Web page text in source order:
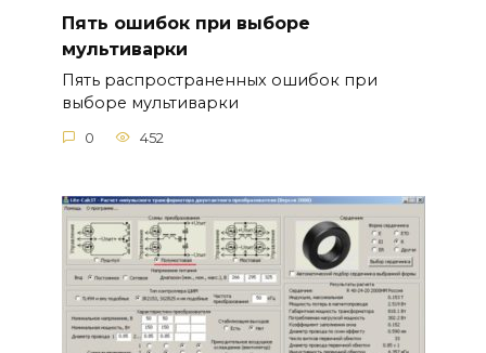
Пять ошибок при выборе
мультиварки
Пять распространенных ошибок при
выборе мультиварки
0 452